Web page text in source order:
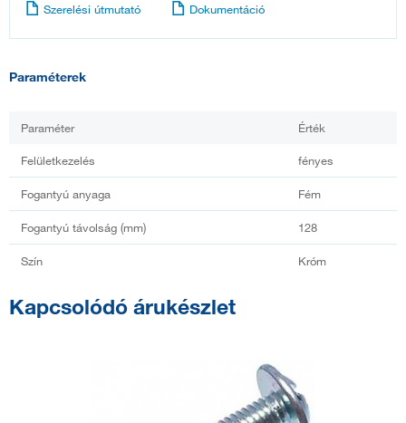
Szerelési útmutató Dokumentáció
Paraméterek
Paraméter Érték
Felületkezelés fényes
Fogantyú anyaga Fém
Fogantyú távolság (mm) 128
Szín Króm
Kapcsolódó árukészlet